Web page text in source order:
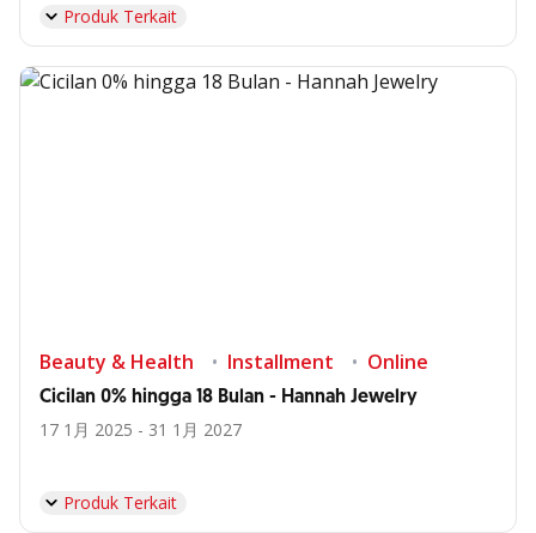
Produk Terkait
Beauty & Health Installment Online
Cicilan 0% hingga 18 Bulan - Hannah Jewelry
17 1月 2025 - 31 1月 2027
Produk Terkait